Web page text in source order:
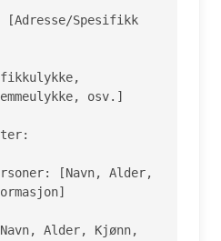
Spesifikk
osv.]
[Navn, Alder,
Alder, Kjønn,